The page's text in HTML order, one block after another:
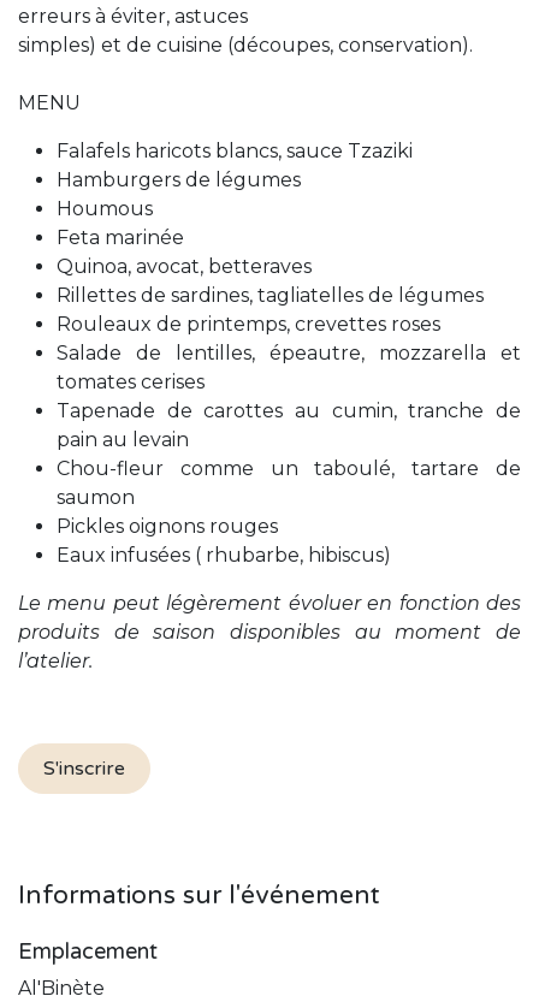
erreurs à éviter, astuces
simples) et de cuisine (découpes, conservation).
MENU
Falafels haricots blancs, sauce Tzaziki
Hamburgers de légumes
Houmous
Feta marinée
Quinoa, avocat, betteraves
Rillettes de sardines, tagliatelles de légumes
Rouleaux de printemps, crevettes roses
Salade de lentilles, épeautre, mozzarella et
tomates cerises
Tapenade de carottes au cumin, tranche de
pain au levain
Chou-fleur comme un taboulé, tartare de
saumon
Pickles oignons rouges
Eaux infusées ( rhubarbe, hibiscus)
Le menu peut légèrement évoluer en fonction des
produits de saison disponibles au moment de
l’atelier.
S'inscrire
Informations sur l'événement
Emplacement
Al'Binète